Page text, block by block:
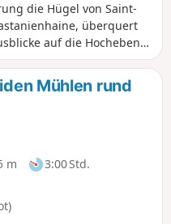
die Hügel von Saint-
überquert
auf die Hochebenen
entdecken Sie die Vielfalt
Reichtum dieser
Mühlen rund
m
3:00 Std.